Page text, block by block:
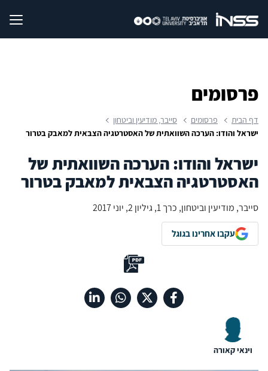
פרסומים
דף הבית פרסומים
סייבר, מודיעין וביטחון
ישראל והודו: הערכה השוואתית של האסטרטגיה הצבאית למאבק בטרור
ישראל והודו: הערכה השוואתית של
האסטרטגיה הצבאית למאבק בטרור
סייבר, מודיעין וביטחון, כרך 1, גיליון 2, יוני 2017
עקבו אחרינו בגוגל
וינאי קאורה